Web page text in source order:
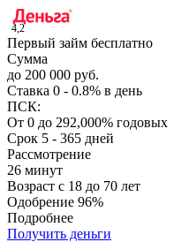
4,2
Первый займ бесплатно
Сумма
до 200 000 руб.
Ставка 0 - 0.8% в день
ПСК:
От 0 до 292,000% годовых
Срок 5 - 365 дней
Рассмотрение
26 минут
Возраст с 18 до 70 лет
Одобрение 96%
Подробнее
Получить деньги